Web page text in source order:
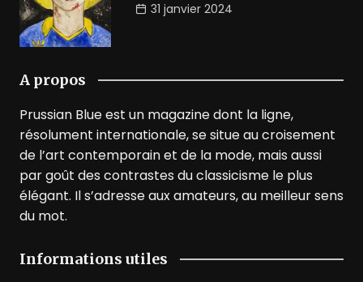
31 janvier 2024
A propos
Prussian Blue est un magazine dont la ligne,
résolument internationale, se situe au croisement
de l’art contemporain et de la mode, mais aussi
par goût des contrastes du classicisme le plus
élégant. Il s’adresse aux amateurs, au meilleur sens
du mot.
Informations utiles